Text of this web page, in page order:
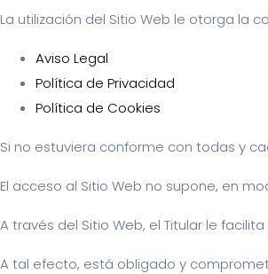
La utilización del Sitio Web le otorga la
Aviso Legal
Política de Privacidad
Política de Cookies
Si no estuviera conforme con todas y
El acceso al Sitio Web no supone, en
A través del Sitio Web, el Titular le
A tal efecto, está obligado y